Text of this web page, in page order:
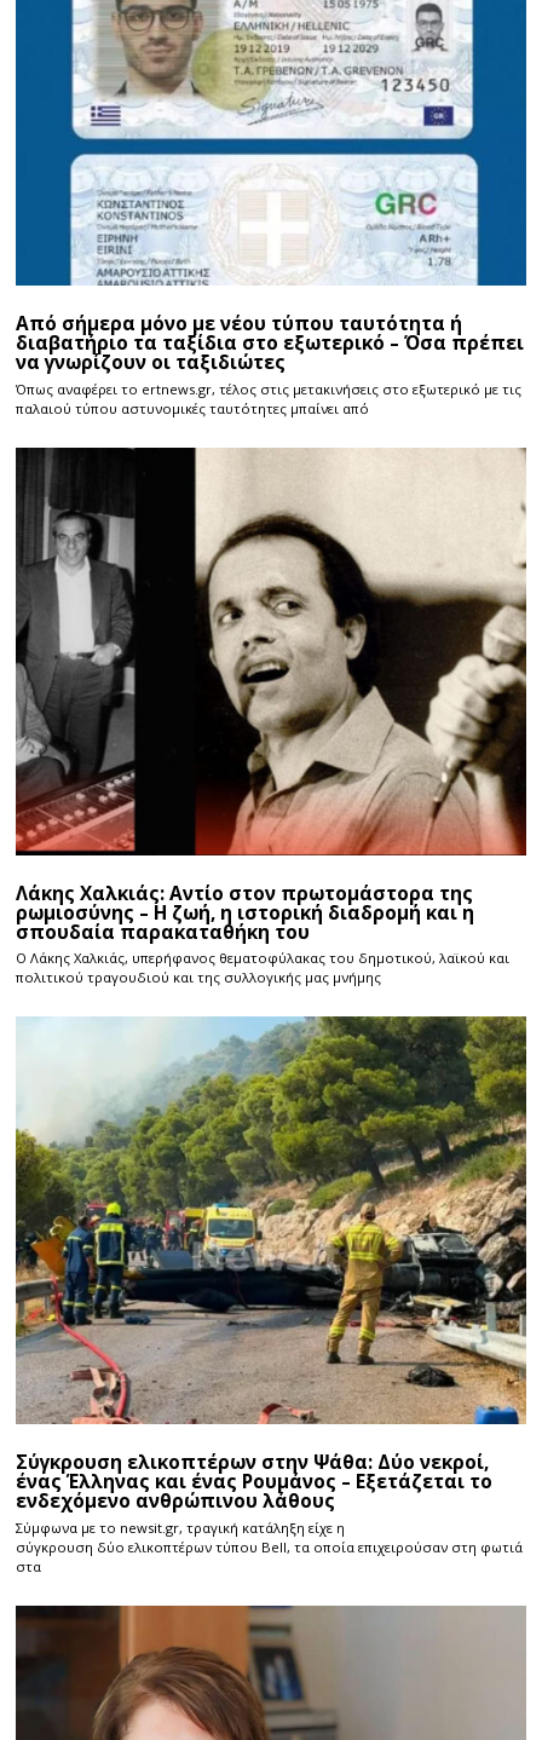
Από σήμερα μόνο με νέου τύπου ταυτότητα ή
διαβατήριο τα ταξίδια στο εξωτερικό – Όσα πρέπει
να γνωρίζουν οι ταξιδιώτες
Όπως αναφέρει το ertnews.gr, τέλος στις μετακινήσεις στο εξωτερικό με τις
παλαιού τύπου αστυνομικές ταυτότητες μπαίνει από
Λάκης Χαλκιάς: Αντίο στον πρωτομάστορα της
ρωμιοσύνης – Η ζωή, η ιστορική διαδρομή και η
σπουδαία παρακαταθήκη του
Ο Λάκης Χαλκιάς, υπερήφανος θεματοφύλακας του δημοτικού, λαϊκού και
πολιτικού τραγουδιού και της συλλογικής μας μνήμης
Σύγκρουση ελικοπτέρων στην Ψάθα: Δύο νεκροί,
ένας Έλληνας και ένας Ρουμάνος – Εξετάζεται το
ενδεχόμενο ανθρώπινου λάθους
Σύμφωνα με το newsit.gr, τραγική κατάληξη είχε η
σύγκρουση δύο ελικοπτέρων τύπου Bell, τα οποία επιχειρούσαν στη φωτιά
στα